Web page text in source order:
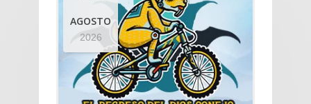
AGOSTO
2026